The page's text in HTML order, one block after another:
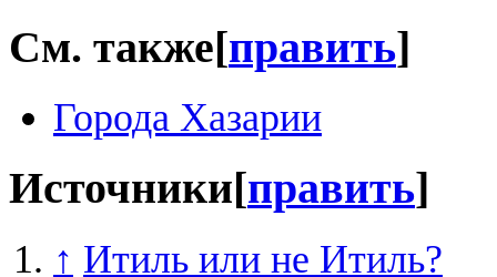
См. также[править]
Города Хазарии
Источники[править]
↑ Итиль или не Итиль?